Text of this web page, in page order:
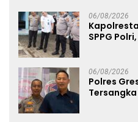
06/08/2026
SPPG
06/08/2026
Polres